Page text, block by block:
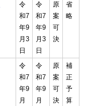
令
和7
年9
月3
日
令
和7
年9
月3
日
原
案
可
決
省
略
令
和7
年9
月
令
和7
年9
月
原
案
可
決
補
正
予
算